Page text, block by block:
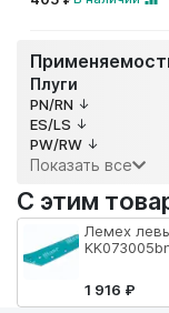
Плуги
PN/RN
ES/LS
PW/RW
Показать все
С этим
Лемех
1 916 ₽